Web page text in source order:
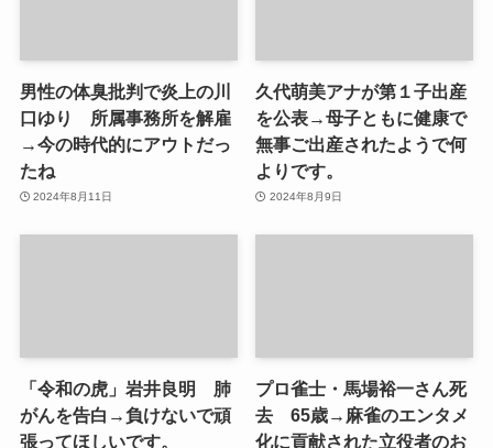
男性の体臭批判で炎上の川
口ゆり 所属事務所を解雇
→今の時代的にアウトだっ
たね
2024年8月11日
久代萌美アナが第１子出産
を公表→母子ともに健康で
無事ご出産されたようで何
よりです。
2024年8月9日
「令和の虎」岩井良明 肺
がんを告白→負けないで頑
張ってほしいです。
プロ雀士・馬場裕一さん死
去 65歳→麻雀のエンタメ
化に貢献された立役者のお